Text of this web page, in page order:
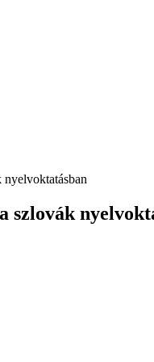
nyelvoktatásban
szlovák